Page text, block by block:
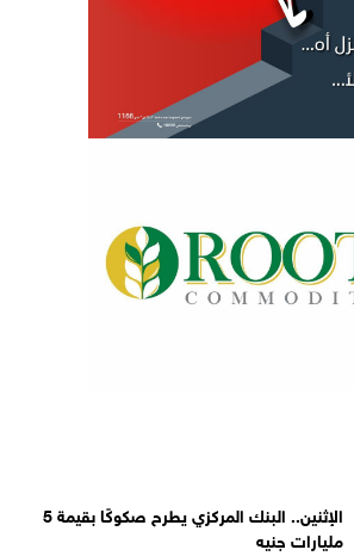
الإثنين.. البنك المركزي يطرح صكوكًا بقيمة 5
مليارات جنيه